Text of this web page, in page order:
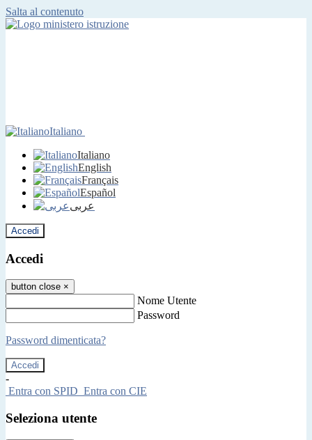
Salta al contenuto
Italiano
Italiano
English
Français
Español
عربى
Accedi
Accedi
button close ×
Nome Utente
Password
Password dimenticata?
-
Entra con SPID Entra con CIE
Seleziona utente